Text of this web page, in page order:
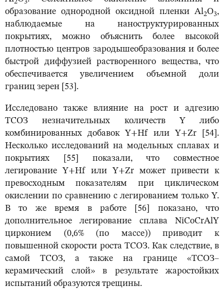
2 3
образование однородной оксидной пленки Al2O3,
наблюдаемые на наноструктурированных
покрытиях, можно объяснить более высокой
плотностью центров зародышеобразования и более
быстрой диффузией растворенного вещества, что
обеспечивается увеличением объемной доли
границ зерен [53].
Исследовано также влияние на рост и адгезию
ТСОЗ незначительных количеств Y либо
комбинированных добавок Y+Hf или Y+Zr [54].
Несколько исследований на модельных сплавах и
покрытиях [55] показали, что совместное
легирование Y+Hf или Y+Zr может привести к
превосходным показателям при циклическом
окислении по сравнению с легированием только Y.
В то же время в работе [56] показано, что
дополнительное легирование сплава NiCoCrAlY
цирконием (0,6% (по массе)) приводит к
повышенной скорости роста ТСОЗ. Как следствие, в
самой ТСОЗ, а также на границе «ТСОЗ–
керамический слой» в результате жаростойких
испытаний образуются трещины.